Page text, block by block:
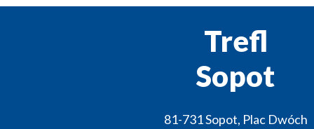
Trefl
Sopot
81-731Sopot, Plac Dwóch